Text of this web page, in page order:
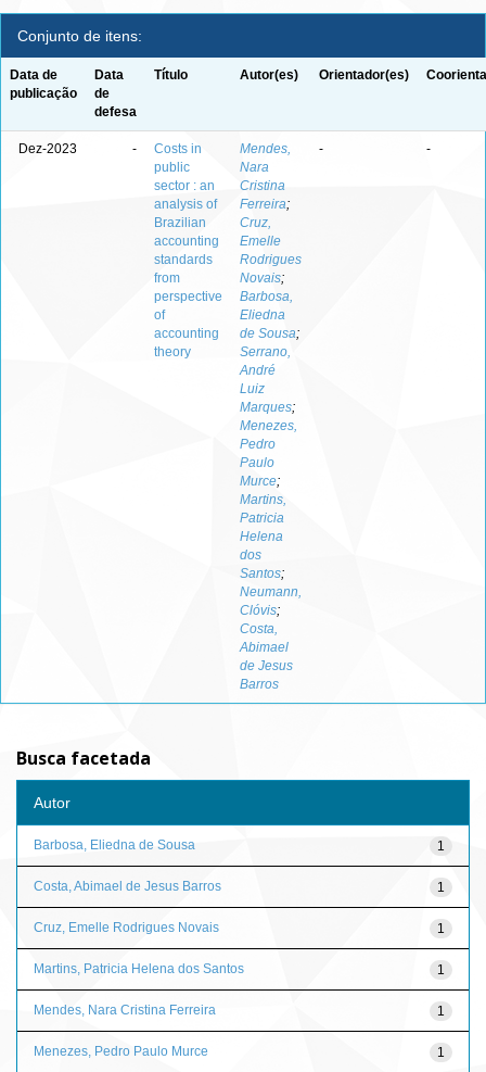
Conjunto de itens:
Data de
publicação
Data
de
defesa
Título Autor(es) Orientador(es)
Dez-2023 -
Costs in
public
sector : an
analysis of
Brazilian
accounting
standards
from
perspective
of
accounting
theory
Mendes,
Nara
Cristina
Ferreira;
Cruz,
Emelle
Rodrigues
Novais;
Barbosa,
Eliedna
de Sousa;
Serrano,
André
Luiz
Marques;
Menezes,
Pedro
Paulo
Murce;
Martins,
Patricia
Helena
dos
Santos;
Neumann,
Clóvis;
Costa,
Abimael
de Jesus
Barros
- -
Busca facetada
Autor
1
Barbosa, Eliedna de Sousa
1
Costa, Abimael de Jesus Barros
1
Cruz, Emelle Rodrigues Novais
1
Martins, Patricia Helena dos Santos
1
Mendes, Nara Cristina Ferreira
1
Menezes, Pedro Paulo Murce